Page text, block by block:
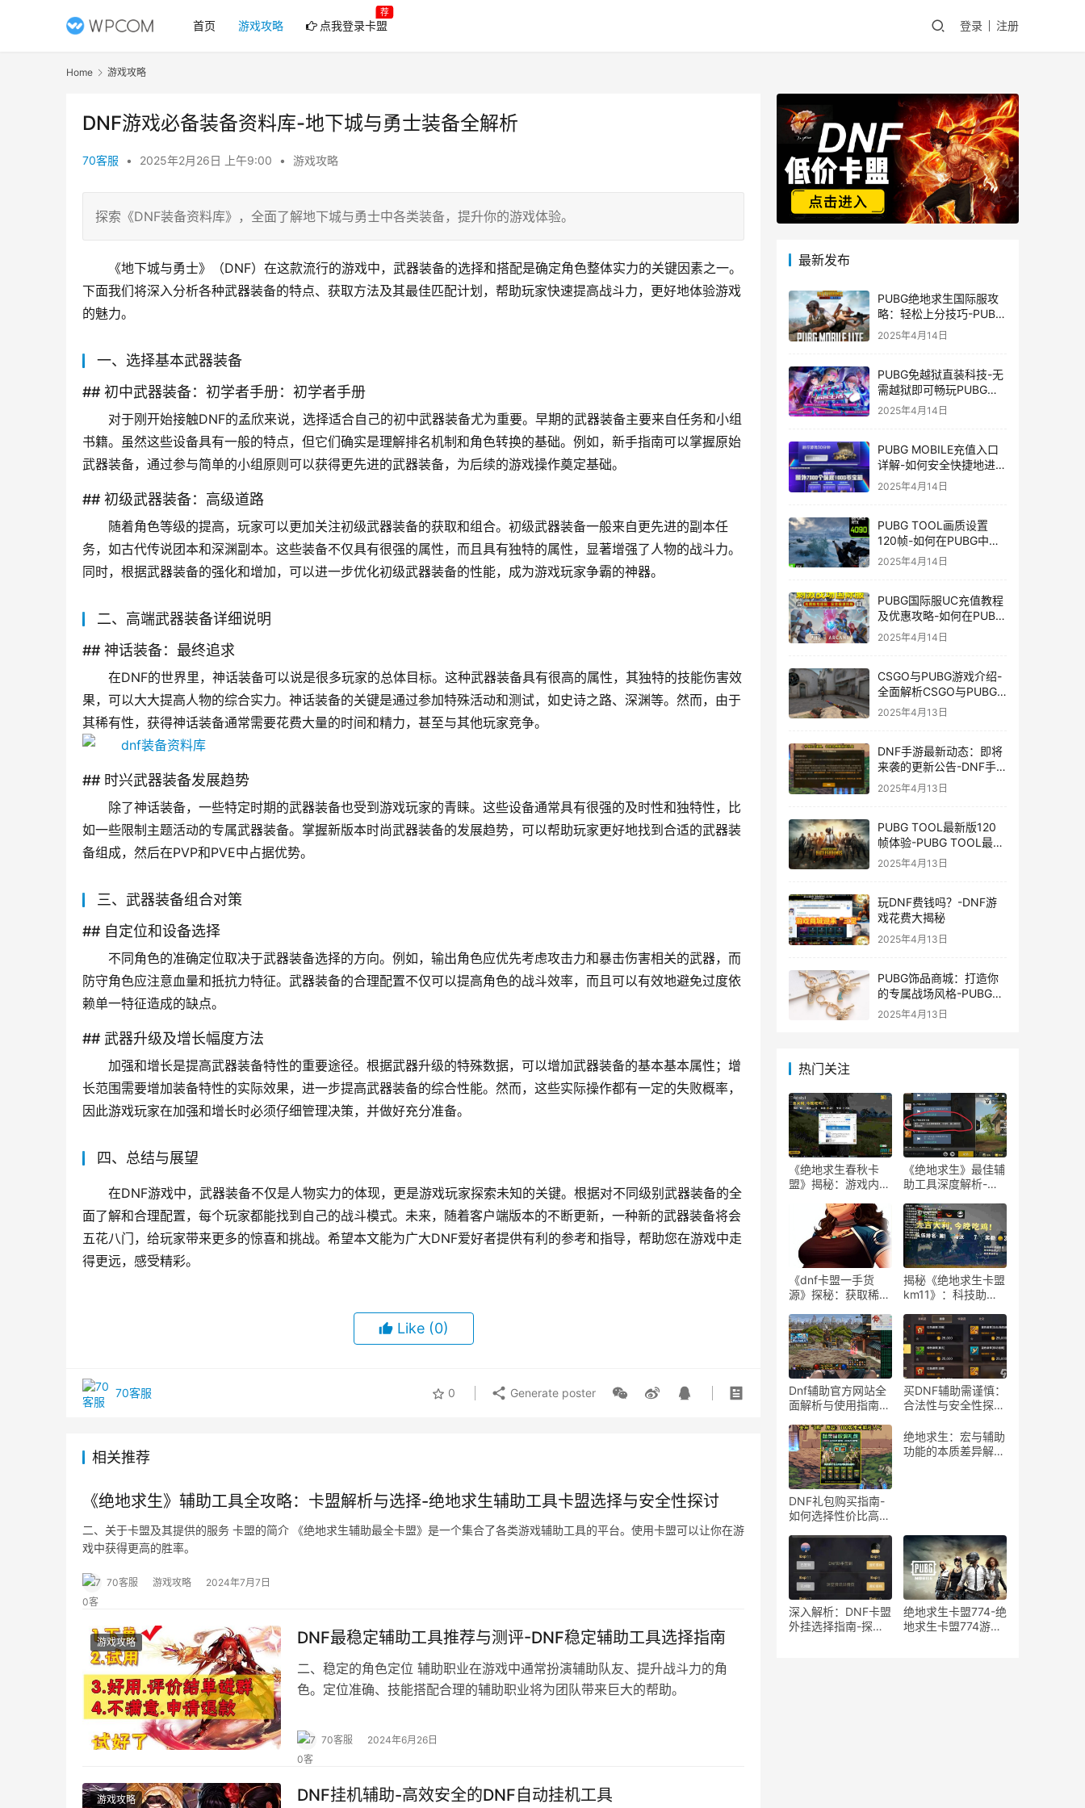
首页 游戏攻略 点我登录卡盟
荐
登录 注册
Home 游戏攻略
DNF游戏必备装备资料库-地下城与勇士装备全解析
70客服 • 2025年2月26日 上午9:00 • 游戏攻略
探索《DNF装备资料库》，全面了解地下城与勇士中各类装备，提升你的游戏体验。
《地下城与勇士》（DNF）在这款流行的游戏中，武器装备的选择和搭配是确定角色整体实力的关键因素之一。
下面我们将深入分析各种武器装备的特点、获取方法及其最佳匹配计划，帮助玩家快速提高战斗力，更好地体验游戏
的魅力。
一、选择基本武器装备
## 初中武器装备：初学者手册：初学者手册
对于刚开始接触DNF的孟欣来说，选择适合自己的初中武器装备尤为重要。早期的武器装备主要来自任务和小组
书籍。虽然这些设备具有一般的特点，但它们确实是理解排名机制和角色转换的基础。例如，新手指南可以掌握原始
武器装备，通过参与简单的小组原则可以获得更先进的武器装备，为后续的游戏操作奠定基础。
## 初级武器装备：高级道路
随着角色等级的提高，玩家可以更加关注初级武器装备的获取和组合。初级武器装备一般来自更先进的副本任
务，如古代传说团本和深渊副本。这些装备不仅具有很强的属性，而且具有独特的属性，显著增强了人物的战斗力。
同时，根据武器装备的强化和增加，可以进一步优化初级武器装备的性能，成为游戏玩家争霸的神器。
二、高端武器装备详细说明
## 神话装备：最终追求
在DNF的世界里，神话装备可以说是很多玩家的总体目标。这种武器装备具有很高的属性，其独特的技能伤害效
果，可以大大提高人物的综合实力。神话装备的关键是通过参加特殊活动和测试，如史诗之路、深渊等。然而，由于
其稀有性，获得神话装备通常需要花费大量的时间和精力，甚至与其他玩家竞争。
## 时兴武器装备发展趋势
除了神话装备，一些特定时期的武器装备也受到游戏玩家的青睐。这些设备通常具有很强的及时性和独特性，比
如一些限制主题活动的专属武器装备。掌握新版本时尚武器装备的发展趋势，可以帮助玩家更好地找到合适的武器装
备组成，然后在PVP和PVE中占据优势。
三、武器装备组合对策
## 自定位和设备选择
不同角色的准确定位取决于武器装备选择的方向。例如，输出角色应优先考虑攻击力和暴击伤害相关的武器，而
防守角色应注意血量和抵抗力特征。武器装备的合理配置不仅可以提高角色的战斗效率，而且可以有效地避免过度依
赖单一特征造成的缺点。
## 武器升级及增长幅度方法
加强和增长是提高武器装备特性的重要途径。根据武器升级的特殊数据，可以增加武器装备的基本基本属性；增
长范围需要增加装备特性的实际效果，进一步提高武器装备的综合性能。然而，这些实际操作都有一定的失败概率，
因此游戏玩家在加强和增长时必须仔细管理决策，并做好充分准备。
四、总结与展望
在DNF游戏中，武器装备不仅是人物实力的体现，更是游戏玩家探索未知的关键。根据对不同级别武器装备的全
面了解和合理配置，每个玩家都能找到自己的战斗模式。未来，随着客户端版本的不断更新，一种新的武器装备将会
五花八门，给玩家带来更多的惊喜和挑战。希望本文能为广大DNF爱好者提供有利的参考和指导，帮助您在游戏中走
得更远，感受精彩。
Like (0)
70客服 0 Generate poster
相关推荐
《绝地求生》辅助工具全攻略：卡盟解析与选择-绝地求生辅助工具卡盟选择与安全性探讨
二、关于卡盟及其提供的服务 卡盟的简介 《绝地求生辅助最全卡盟》是一个集合了各类游戏辅助工具的平台。使用卡盟可以让你在游
戏中获得更高的胜率。
70客服 游戏攻略 2024年7月7日
游戏攻略 DNF最稳定辅助工具推荐与测评-DNF稳定辅助工具选择指南
二、稳定的角色定位 辅助职业在游戏中通常扮演辅助队友、提升战斗力的角
色。定位准确、技能搭配合理的辅助职业将为团队带来巨大的帮助。
70客服 2024年6月26日
游戏攻略 DNF挂机辅助-高效安全的DNF自动挂机工具
最新发布
PUBG绝地求生国际服攻
略：轻松上分技巧-PUBG
绝地求生国际服新手入门
2025年4月14日
PUBG免越狱直装科技-无
需越狱即可畅玩PUBG的
安装技巧
2025年4月14日
PUBG MOBILE充值入口
详解-如何安全快捷地进行
PUBG MOBILE充值
2025年4月14日
PUBG TOOL画质设置
120帧-如何在PUBG中使
用PUBG TOOL实现120
2025年4月14日
PUBG国际服UC充值教程
及优惠攻略-如何在PUBG
国际服中进行高效且安全
的UC充值
2025年4月14日
CSGO与PUBG游戏介绍-
全面解析CSGO与PUBG
这两款热门射击游戏
2025年4月13日
DNF手游最新动态：即将
来袭的更新公告-DNF手
游最新消息与更新时间表
2025年4月13日
PUBG TOOL最新版120
帧体验-PUBG TOOL最新
版120帧游戏体验优化
2025年4月13日
玩DNF费钱吗？-DNF游
戏花费大揭秘
2025年4月13日
PUBG饰品商城：打造你
的专属战场风格-PUBG游
戏内饰品购买指南
2025年4月13日
热门关注
《绝地求生春秋卡
盟》揭秘：游戏内外
《绝地求生》最佳辅
助工具深度解析-
知：选择最佳游戏辅
助软件的指南
《dnf卡盟一手货
源》探秘：获取稀有
卡盟一手货源渠道解
析与购买指南
揭秘《绝地求生卡盟
km11》：科技助力
《绝地求生卡盟
km11》深入解析：
辅助工具对游戏平衡
性的影响
Dnf辅助官方网站全
面解析与使用指南-
站功能与使用技巧
买DNF辅助需谨慎：
合法性与安全性探
助工具的合法性与潜
在风险分析
DNF礼包购买指南-
如何选择性价比高的
绝地求生：宏与辅助
功能的本质差异解
深入解析：DNF卡盟
外挂选择指南-探索
绝地求生卡盟774-绝
地求生卡盟774游戏